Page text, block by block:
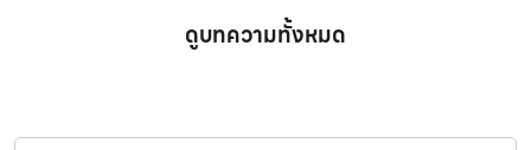
ดูบทความทั้งหมด